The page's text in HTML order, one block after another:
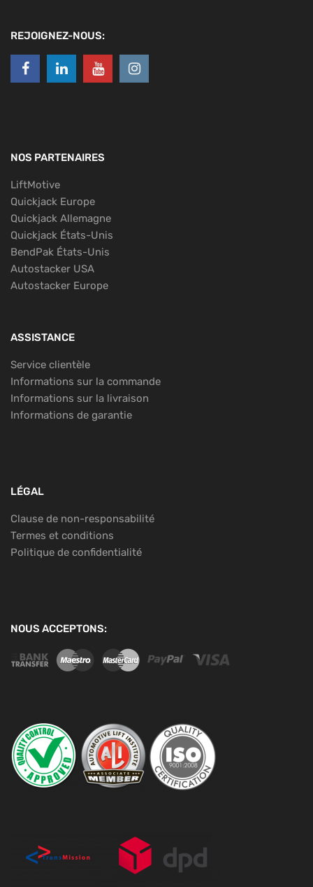
REJOIGNEZ-NOUS:
NOS PARTENAIRES
LiftMotive
Quickjack Europe
Quickjack Allemagne
Quickjack États-Unis
BendPak États-Unis
Autostacker USA
Autostacker Europe
ASSISTANCE
Service clientèle
Informations sur la commande
Informations sur la livraison
Informations de garantie
LÉGAL
Clause de non-responsabilité
Termes et conditions
Politique de confidentialité
NOUS ACCEPTONS: